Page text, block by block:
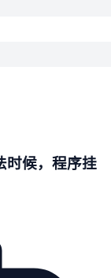
时候，程序挂